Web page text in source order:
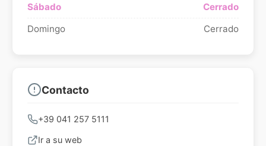
Sábado
Cerrado
Domingo
Cerrado
Contacto
+39 041 257 5111
Ir a su web